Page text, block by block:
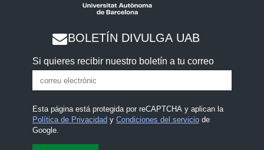
BOLETÍN DIVULGA UAB
Si quieres recibir nuestro boletín a tu correo
Esta página está protegida por reCAPTCHA y aplican la
Política de Privacidad y Condiciones del serviciode
Google.